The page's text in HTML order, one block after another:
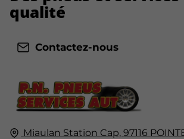
Miaulan Station Cap,97116
qualité
Contactez-nous